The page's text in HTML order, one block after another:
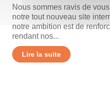
Nous sommes ravis de
notre tout nouveau site
notre ambition est de
rendant nos...
Lire la suite